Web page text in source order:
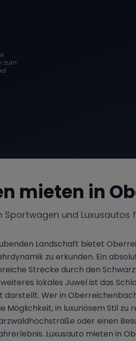
zum
mieten in
Sportwagen und
Landschaft bietet
zu erkunden. Ein
Strecke durch den
lokales Juwel ist das
Wer in
in luxuriösem Stil zu
oder einen
Luxusauto mieten in